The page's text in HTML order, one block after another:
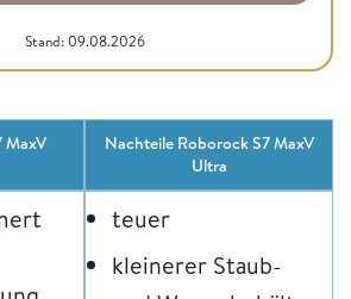
Stand: 09.08.2026
MaxV
Nachteile Roborock S7 MaxV
Ultra
teuer
kleinerer Staub-